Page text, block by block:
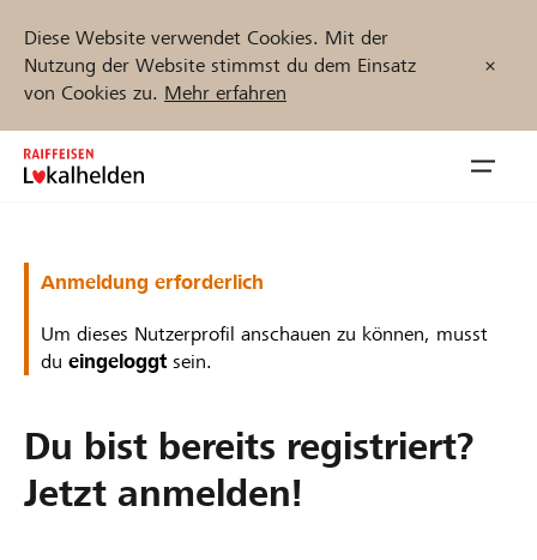
Diese Website verwendet Cookies. Mit der
Nutzung der Website stimmst du dem Einsatz
von Cookies zu. Mehr erfahren
Zum
Inhalt
Unterstützen
Jetzt starten
Anmeldung erforderlich
Um dieses Nutzerprofil anschauen zu können, musst
du eingeloggt sein.
Du bist bereits registriert?
Jetzt anmelden!